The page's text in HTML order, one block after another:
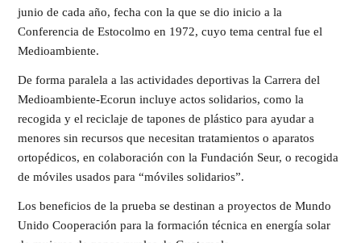
junio de cada año, fecha con la que se dio inicio a la
Conferencia de Estocolmo en 1972, cuyo tema central fue el
Medioambiente.
De forma paralela a las actividades deportivas la Carrera del
Medioambiente-Ecorun incluye actos solidarios, como la
recogida y el reciclaje de tapones de plástico para ayudar a
menores sin recursos que necesitan tratamientos o aparatos
ortopédicos, en colaboración con la Fundación Seur, o recogida
de móviles usados para “móviles solidarios”.
Los beneficios de la prueba se destinan a proyectos de Mundo
Unido Cooperación para la formación técnica en energía solar